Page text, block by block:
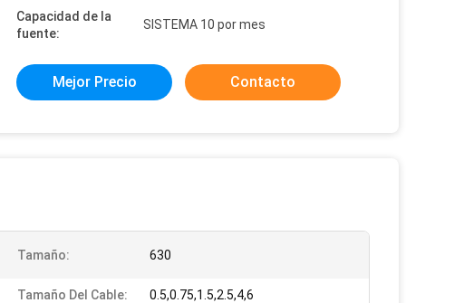
Capacidad de la
fuente:
SISTEMA 10 por mes
Mejor Precio Contacto
Tamaño: 630
Tamaño Del Cable: 0.5,0.75,1.5,2.5,4,6